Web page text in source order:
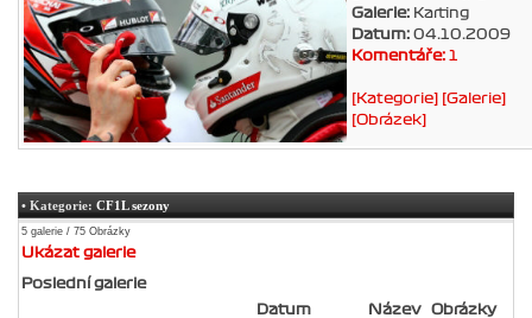
Galerie: Karting
Datum: 04.10.2009
Komentáře: 1
[Kategorie] [Galerie]
[Obrázek]
• Kategorie: CF1L sezony
5 galerie / 75 Obrázky
Ukázat galerie
Poslední galerie
Datum
Název Obrázky